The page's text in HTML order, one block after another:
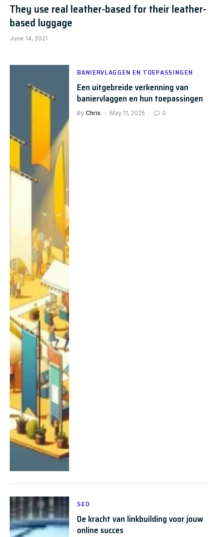
They use real leather-based for their leather-
based luggage
June 14, 2021
BANIERVLAGGEN EN TOEPASSINGEN
Een uitgebreide verkenning van
baniervlaggen en hun toepassingen
By Chris May 11, 2025 0
SEO
De kracht van linkbuilding voor jouw
online succes